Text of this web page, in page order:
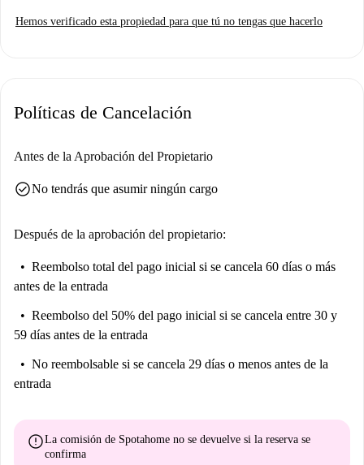
busque más allá de detrás de los paneles de la pared, donde encontrará un
partes. Las habitaciones con baño privado se benefician de una cocina
Hemos verificado esta propiedad para que tú no tengas que hacerlo
Políticas de Cancelación
Antes de la Aprobación del Propietario
check_circleNo tendrás que asumir ningún cargo
Después de la aprobación del propietario:
Reembolso total del pago inicial si se cancela 60 días o más
antes de la entrada
Reembolso del 50% del pago inicial si se cancela entre 30 y
59 días antes de la entrada
No reembolsable si se cancela 29 días o menos antes de la
entrada
errorLa comisión de Spotahome no se devuelve si la reserva se
confirma